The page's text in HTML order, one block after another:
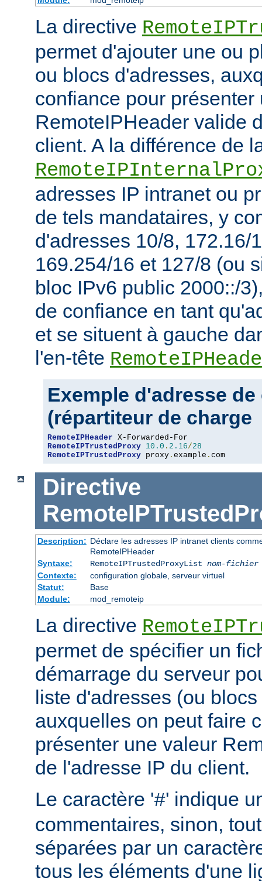
La directive
permet d'ajouter une ou
ou blocs d'adresses,
confiance pour présenter
RemoteIPHeader valide
client. A la différence de
adresses IP intranet ou
de tels mandataires, y
d'adresses 10/8, 172.16/
169.254/16 et 127/8 (ou
bloc IPv6 public 2000::/
de confiance en tant
et se situent à gauche
l'en-tête
Exemple d'adresse
(répartiteur de charge
RemoteIPHeader
RemoteIPTrustedProxy 10.0 . 2.16/28
RemoteIPTrustedProxy proxy . example . com
Directive
Description: Déclare les adresses IP intranet clients
RemoteIPHeader
Syntaxe:
RemoteIPTrustedProxyList nom-fichier
Contexte:
configuration globale, serveur virtuel
Statut:
Base
Module:
mod_remoteip
La directive
permet de spécifier un
démarrage du serveur
liste d'adresses (ou
auxquelles on peut faire
présenter une valeur
de l'adresse IP du client.
Le caractère '#' indique
commentaires, sinon,
séparées par un
tous les éléments d'une